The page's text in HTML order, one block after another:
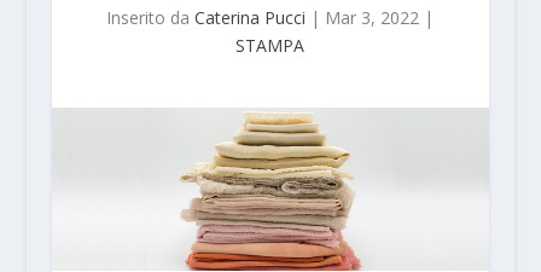
Inserito daCaterina Pucci | Mar 3, 2022 |
STAMPA